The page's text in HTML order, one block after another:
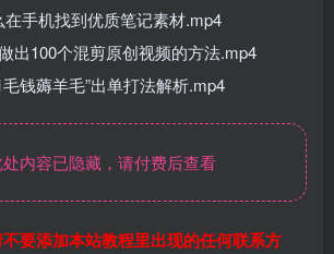
手机找到优质笔记素材.mp4
出100个混剪原创视频的方法.mp4
钱薅羊毛”出单打法解析.mp4
内容已隐藏，请付费后查看
要添加本站教程里出现的任何联系方